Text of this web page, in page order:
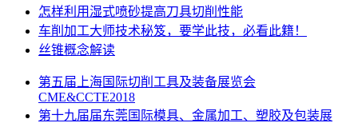
怎样利用湿式喷砂提高刀具切削性能
车削加工大师技术秘笈，要学此技，必看此籍！
丝锥概念解读
第五届上海国际切削工具及装备展览会
CME&CCTE2018
第十九届届东莞国际模具、金属加工、塑胶及包装展